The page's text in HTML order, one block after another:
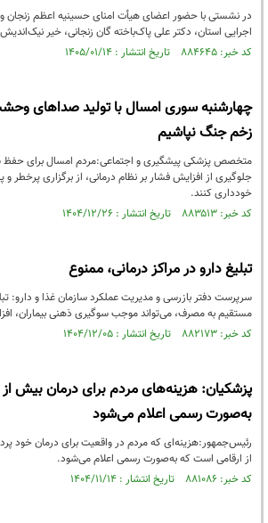
در نشستی با حضور اعضای هیأت امنای حسینیه اعظم زنجان
اجرایی استان، دكتر علی پاک‌باخته گان زنجانی، خیر
کد خبر: ۸۸۴۶۴۵ تاریخ انتشار : ۱۴۰۵/۰۱/۱۴
چهارشنبه سوری امسال با تولید صداهای
زخم جنگ نپاشیم
متخصص پزشکی پیشگیری و اجتماعی:مردم امسال برای حفظ
جلوگیری از افزایش فشار بر نظام درمانی، از برگزاری
خودداری کنند.
کد خبر: ۸۸۳۵۱۳ تاریخ انتشار : ۱۴۰۴/۱۲/۲۶
تبلیغ دارو در مراکز درمانی، ممنوع
سرپرست دفتر بازرسی و مدیریت عملکرد سازمان غذا و دارو:
مستقیم به مصرف، می‌تواند موجب سوگیری ذهنی بیماران،
کد خبر: ۸۸۲۱۷۳ تاریخ انتشار : ۱۴۰۴/۱۲/۰۵
پزشکیان: هزینه‌های مردم برای درمان بیش
به‌صورت رسمی اعلام می‌شود
رئیس‌جمهور:هزینه‌ای که مردم در واقعیت برای درمان خود
از ارقامی است که به‌صورت رسمی اعلام می‌شود.
کد خبر: ۸۸۱۰۸۶ تاریخ انتشار : ۱۴۰۴/۱۱/۱۴